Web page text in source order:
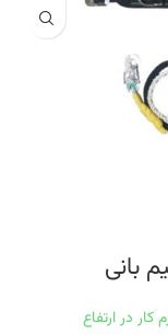
بانی
کار در ارتفاع